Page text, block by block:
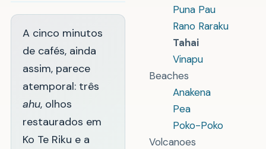
Puna Pau
Rano Raraku
Tahai
Vinapu
Beaches
Anakena
Pea
Poko-Poko
Volcanoes
A cinco minutos
de cafés, ainda
assim, parece
atemporal: três
ahu, olhos
restaurados em
Ko Te Riku e a